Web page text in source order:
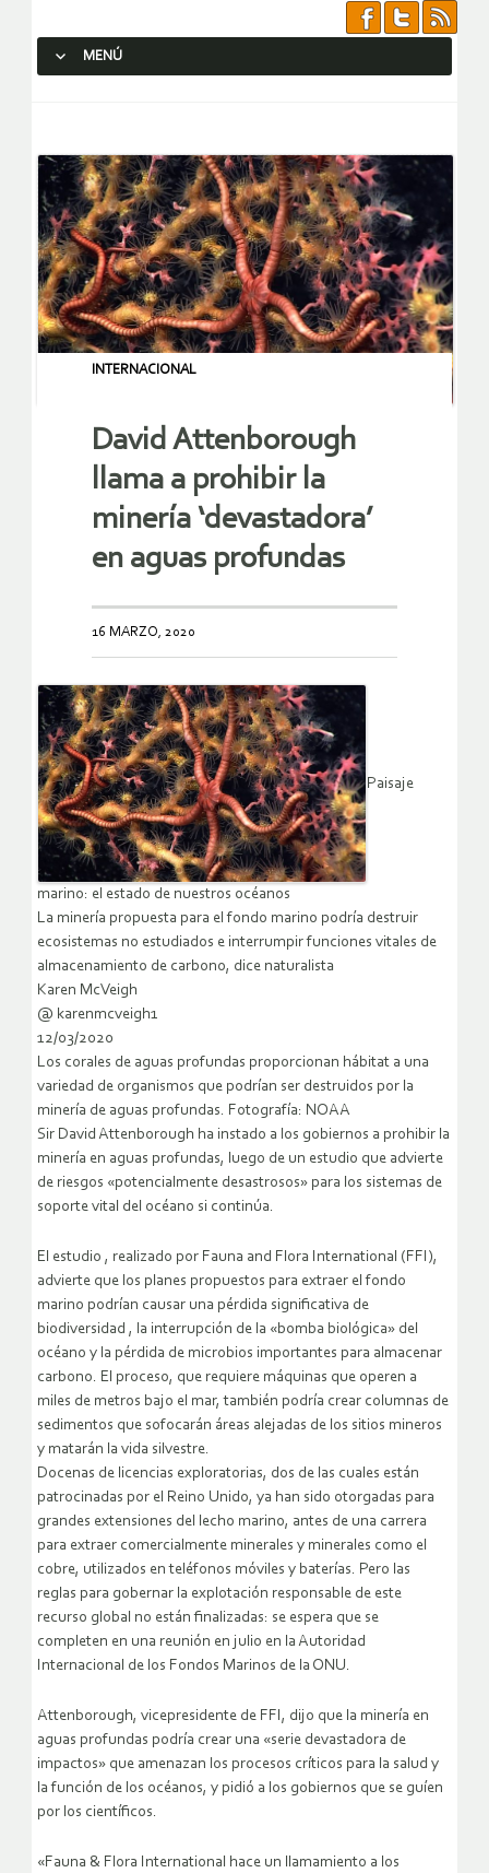
MENÚ
INTERNACIONAL
David Attenborough
llama a prohibir la
minería ‘devastadora’
en aguas profundas
16 MARZO, 2020
Paisaje
marino: el estado de nuestros océanos
La minería propuesta para el fondo marino podría destruir
ecosistemas no estudiados e interrumpir funciones vitales de
almacenamiento de carbono, dice naturalista
Karen McVeigh
@ karenmcveigh1
12/03/2020
Los corales de aguas profundas proporcionan hábitat a una
variedad de organismos que podrían ser destruidos por la
minería de aguas profundas. Fotografía: NOAA
Sir David Attenborough ha instado a los gobiernos a prohibir la
minería en aguas profundas, luego de un estudio que advierte
de riesgos «potencialmente desastrosos» para los sistemas de
soporte vital del océano si continúa.
El estudio , realizado por Fauna and Flora International (FFI),
advierte que los planes propuestos para extraer el fondo
marino podrían causar una pérdida significativa de
biodiversidad , la interrupción de la «bomba biológica» del
océano y la pérdida de microbios importantes para almacenar
carbono. El proceso, que requiere máquinas que operen a
miles de metros bajo el mar, también podría crear columnas de
sedimentos que sofocarán áreas alejadas de los sitios mineros
y matarán la vida silvestre.
Docenas de licencias exploratorias, dos de las cuales están
patrocinadas por el Reino Unido, ya han sido otorgadas para
grandes extensiones del lecho marino, antes de una carrera
para extraer comercialmente minerales y minerales como el
cobre, utilizados en teléfonos móviles y baterías. Pero las
reglas para gobernar la explotación responsable de este
recurso global no están finalizadas: se espera que se
completen en una reunión en julio en la Autoridad
Internacional de los Fondos Marinos de la ONU.
Attenborough, vicepresidente de FFI, dijo que la minería en
aguas profundas podría crear una «serie devastadora de
impactos» que amenazan los procesos críticos para la salud y
la función de los océanos, y pidió a los gobiernos que se guíen
por los científicos.
«Fauna & Flora International hace un llamamiento a los